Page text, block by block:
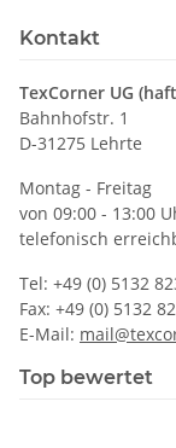
Kontakt
TexCorner UG
Bahnhofstr. 1
D-31275 Lehrte
Montag - Freitag
von 09:00 - 13:00
telefonisch
Tel: +49 (0) 5132
Fax: +49 (0) 5132
E-Mail:
Top bewertet